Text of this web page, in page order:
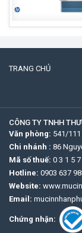
TRANG CHỦ
CÔNG TY TNHH
Văn phòng: 541/111
Chi nhánh : 86
Mã số thuế: 0 3 1 5
Hotline: 0903 637
Website:
Email:
Chứng nhận: